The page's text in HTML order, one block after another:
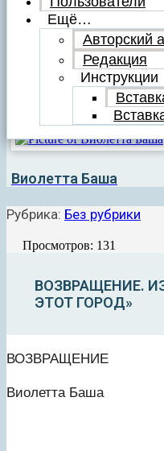
Ещё…
Авторский
Редакция
Инструкции
Виолетта Баша
Рубрика: Без рубрики
Просмотров: 131
ВОЗВРАЩЕНИЕ.
ЭТОТ ГОРОД»
ВОЗВРАЩЕНИЕ
Виолетта Баша